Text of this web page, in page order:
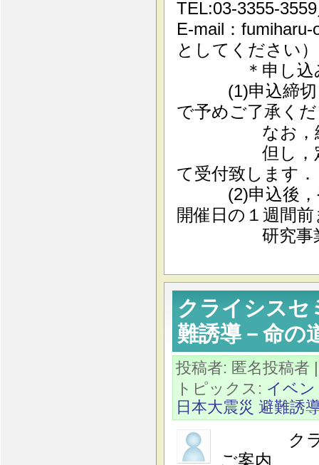
TEL:03-3355-
E-mail：
としてください）
＊申し込み
(1)申込締切日
で予めご了承く
なお，締切日
但し，定員に
て受付致します．
(2)申込後，や
開催日の１週間
研究事業課
クライシスセ
難誘導－命の
投稿者: 匿名投稿者
トピックス: イベ
日本大震災 避難誘
クライシ
ご案内